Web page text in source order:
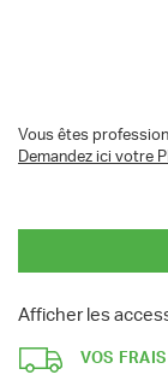
Vous êtes
Demandez ici votre
Afficher les
VOS